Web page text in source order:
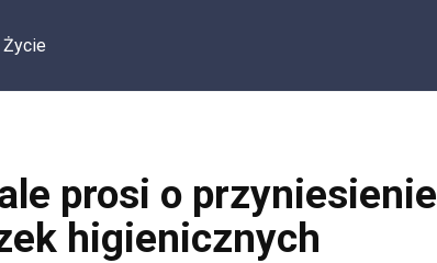
Życie
prosi o przyniesienie
higienicznych